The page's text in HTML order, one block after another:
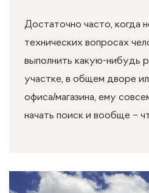
Достаточно часто, когда
технических вопросах
выполнить какую-нибудь
участке, в общем дворе
офиса/магазина, ему
начать поиск и вообще –